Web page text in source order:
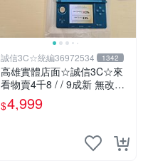
誠信3C☆統編36972534 1342
高雄實體店面☆誠信3C☆來
看物賣4千8 / / 9成新 無改機
任天堂 3DS 日規主機 螢幕泛
黃 二手功能正常 也可用各式
$4,999